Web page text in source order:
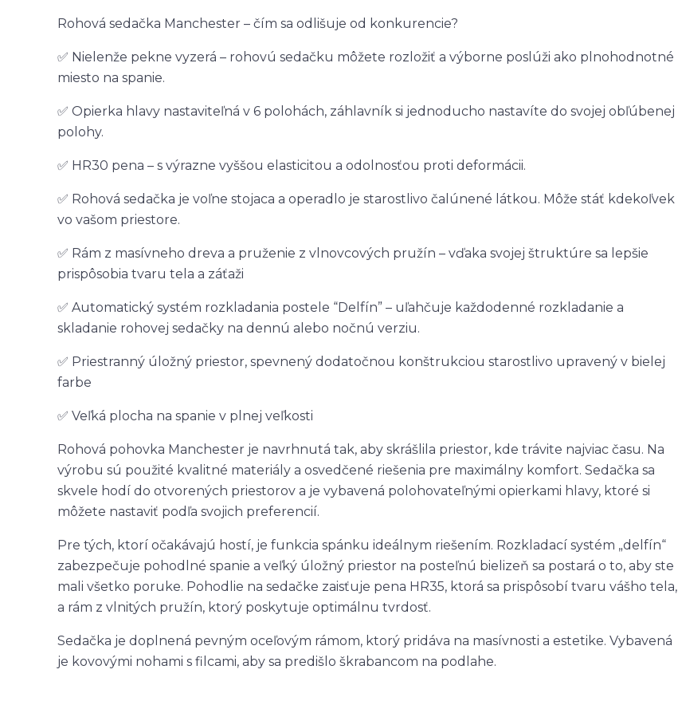
Rohová sedačka Manchester – čím sa odlišuje od konkurencie?
✅ Nielenže pekne vyzerá – rohovú sedačku môžete rozložiť a výborne poslúži ako plnohodnotné
miesto na spanie.
✅ Opierka hlavy nastaviteľná v 6 polohách, záhlavník si jednoducho nastavíte do svojej obľúbenej
polohy.
✅ HR30 pena – s výrazne vyššou elasticitou a odolnosťou proti deformácii.
✅ Rohová sedačka je voľne stojaca a operadlo je starostlivo čalúnené látkou. Môže stáť kdekoľvek
vo vašom priestore.
✅ Rám z masívneho dreva a pruženie z vlnovcových pružín – vďaka svojej štruktúre sa lepšie
prispôsobia tvaru tela a záťaži
✅ Automatický systém rozkladania postele “Delfín” – uľahčuje každodenné rozkladanie a
skladanie rohovej sedačky na dennú alebo nočnú verziu.
✅ Priestranný úložný priestor, spevnený dodatočnou konštrukciou starostlivo upravený v bielej
farbe
✅ Veľká plocha na spanie v plnej veľkosti
Rohová pohovka Manchester je navrhnutá tak, aby skrášlila priestor, kde trávite najviac času. Na
výrobu sú použité kvalitné materiály a osvedčené riešenia pre maximálny komfort. Sedačka sa
skvele hodí do otvorených priestorov a je vybavená polohovateľnými opierkami hlavy, ktoré si
môžete nastaviť podľa svojich preferencií.
Pre tých, ktorí očakávajú hostí, je funkcia spánku ideálnym riešením. Rozkladací systém „delfín“
zabezpečuje pohodlné spanie a veľký úložný priestor na posteľnú bielizeň sa postará o to, aby ste
mali všetko poruke. Pohodlie na sedačke zaisťuje pena HR35, ktorá sa prispôsobí tvaru vášho tela,
a rám z vlnitých pružín, ktorý poskytuje optimálnu tvrdosť.
Sedačka je doplnená pevným oceľovým rámom, ktorý pridáva na masívnosti a estetike. Vybavená
je kovovými nohami s filcami, aby sa predišlo škrabancom na podlahe.